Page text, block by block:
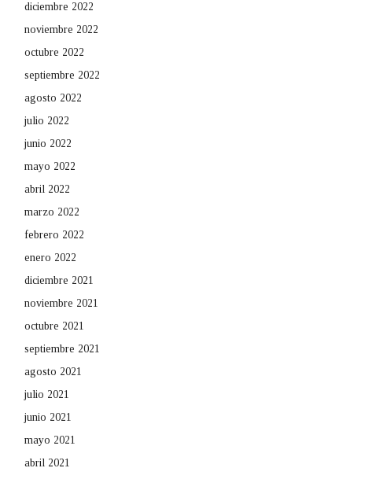
diciembre 2022
noviembre 2022
octubre 2022
septiembre 2022
agosto 2022
julio 2022
junio 2022
mayo 2022
abril 2022
marzo 2022
febrero 2022
enero 2022
diciembre 2021
noviembre 2021
octubre 2021
septiembre 2021
agosto 2021
julio 2021
junio 2021
mayo 2021
abril 2021